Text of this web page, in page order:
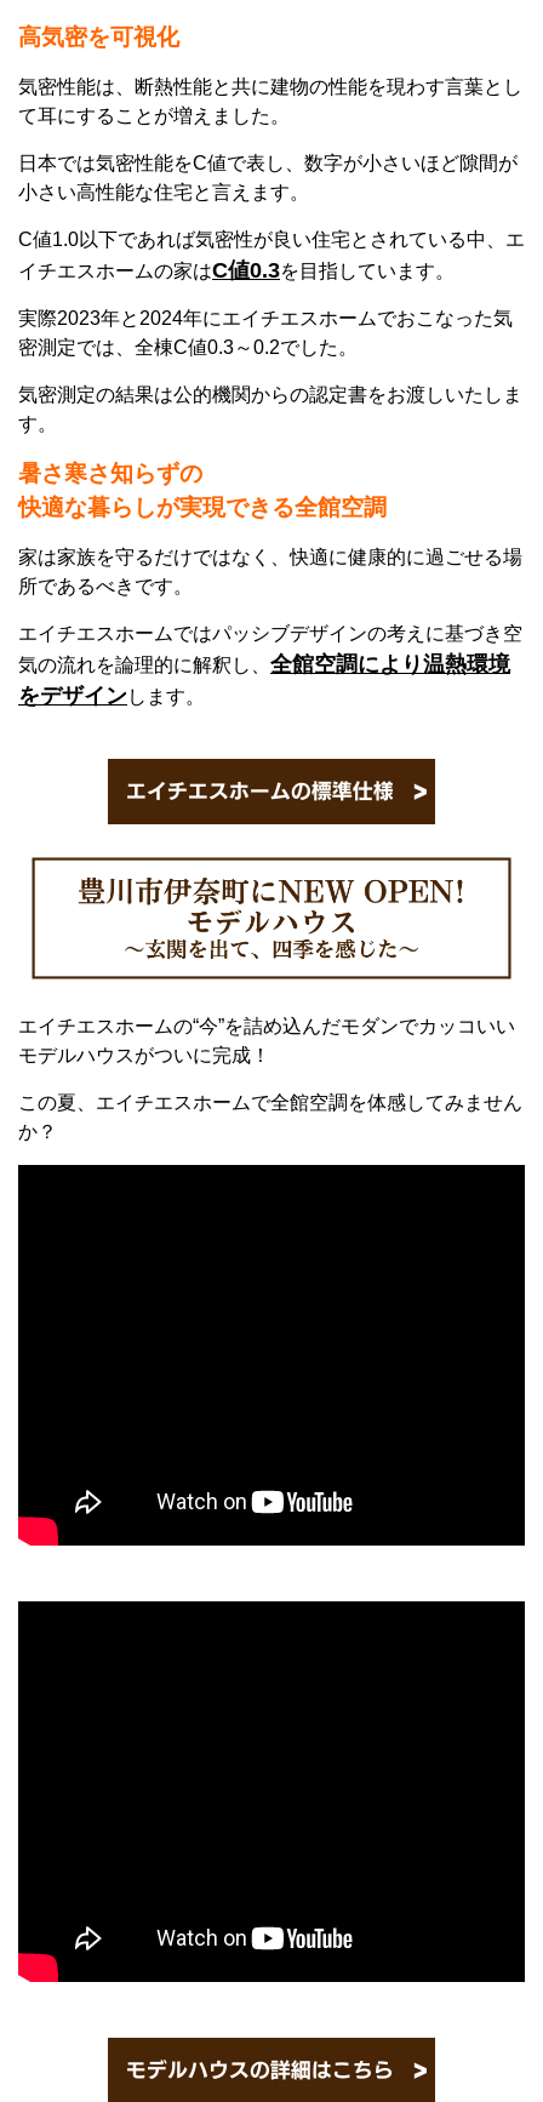
高気密を可視化
気密性能は、断熱性能と共に建物の性能を現わす言葉とし
て耳にすることが増えました。
日本では気密性能をC値で表し、数字が小さいほど隙間が
小さい高性能な住宅と言えます。
C値1.0以下であれば気密性が良い住宅とされている中、エ
イチエスホームの家はC値0.3を目指しています。
実際2023年と2024年にエイチエスホームでおこなった気
密測定では、全棟C値0.3～0.2でした。
気密測定の結果は公的機関からの認定書をお渡しいたしま
す。
暑さ寒さ知らずの
快適な暮らしが実現できる全館空調
家は家族を守るだけではなく、快適に健康的に過ごせる場
所であるべきです。
エイチエスホームではパッシブデザインの考えに基づき空
気の流れを論理的に解釈し、 全館空調により温熱環境
をデザインします。
エイチエスホームの“今”を詰め込んだモダンでカッコいい
モデルハウスがついに完成！
この夏、エイチエスホームで全館空調を体感してみません
か？